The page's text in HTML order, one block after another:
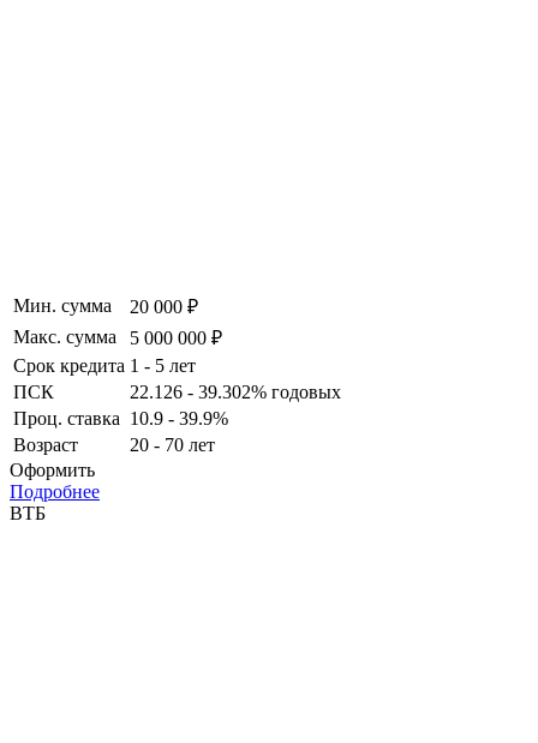
Мин. сумма
20 000 ₽
Макс. сумма
5 000 000 ₽
Срок кредита 1 - 5 лет
ПСК
22.126 - 39.302% годовых
Проц. ставка 10.9 - 39.9%
Возраст
20 - 70 лет
Оформить
Подробнее
ВТБ